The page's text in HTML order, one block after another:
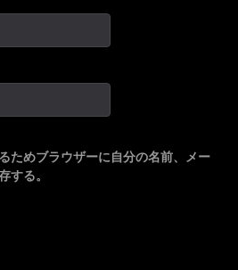
ためブラウザーに自分の名前、メー
する。